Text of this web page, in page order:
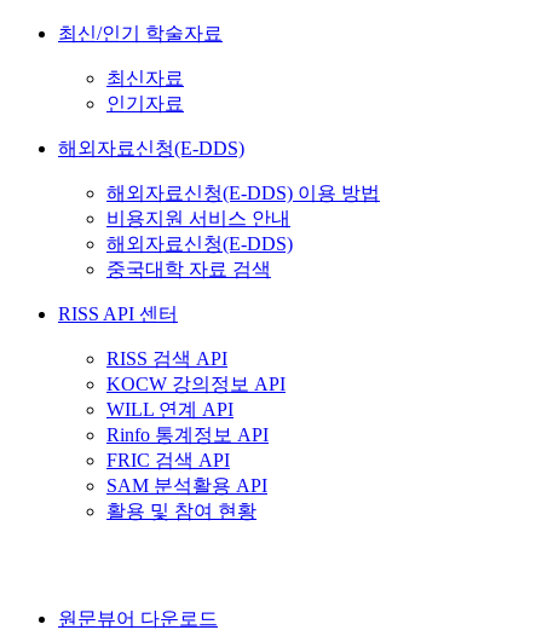
최신/인기 학술자료
최신자료
인기자료
해외자료신청(E-DDS)
해외자료신청(E-DDS) 이용 방법
비용지원 서비스 안내
해외자료신청(E-DDS)
중국대학 자료 검색
RISS API 센터
RISS 검색 API
KOCW 강의정보 API
WILL 연계 API
Rinfo 통계정보 API
FRIC 검색 API
SAM 분석활용 API
활용 및 참여 현황
원문뷰어 다운로드